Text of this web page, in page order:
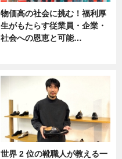
物価高の社会に挑む！福利厚
生がもたらす従業員・企業・
社会への恩恵と可能…
世界 2 位の靴職人が教える一